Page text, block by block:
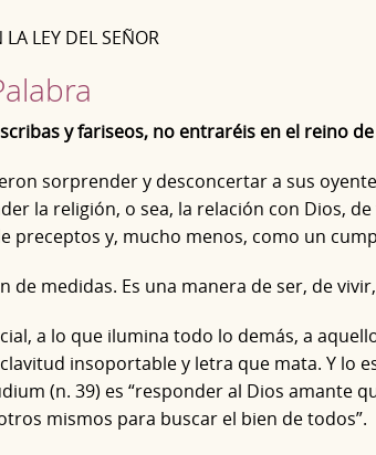
LEY DEL SEÑOR
y fariseos, no entraréis en el reino
sorprender y desconcertar a sus
la religión, o sea, la relación con Dios,
preceptos y, mucho menos, como un
de medidas. Es una manera de ser, de
a lo que ilumina todo lo demás, a
insoportable y letra que mata. Y lo
(n. 39) es “responder al Dios amante
mismos para buscar el bien de todos”.